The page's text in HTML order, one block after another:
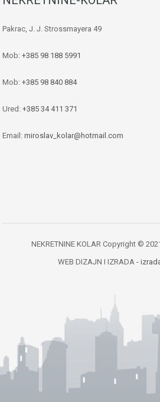
Pakrac, J. J. Strossmayera 49
Mob: +385 98 188 5991
Mob: +385 98 840 884
Ured: +385 34 411 371
Email: miroslav_kolar@hotmail.com
NEKRETNINE KOLAR Copyright ©
WEB DIZAJN I IZRADA -